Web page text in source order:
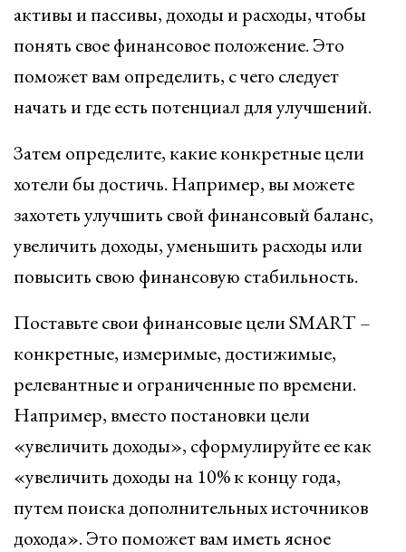
активы и пассивы, доходы и расходы, чтобы
понять свое финансовое положение. Это
поможет вам определить, с чего следует
начать и где есть потенциал для улучшений.
Затем определите, какие конкретные цели
хотели бы достичь. Например, вы можете
захотеть улучшить свой финансовый баланс,
увеличить доходы, уменьшить расходы или
повысить свою финансовую стабильность.
Поставьте свои финансовые цели SMART –
конкретные, измеримые, достижимые,
релевантные и ограниченные по времени.
Например, вместо постановки цели
«увеличить доходы», сформулируйте ее как
«увеличить доходы на 10% к концу года,
путем поиска дополнительных источников
дохода». Это поможет вам иметь ясное